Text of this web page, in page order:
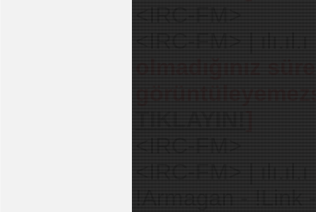
<IRC-FM>
<IRC-FM> |
olmadığınız
TIKLAYIN!]
<IRC-FM>
<IRC-FM> |
!Armagan - !Link